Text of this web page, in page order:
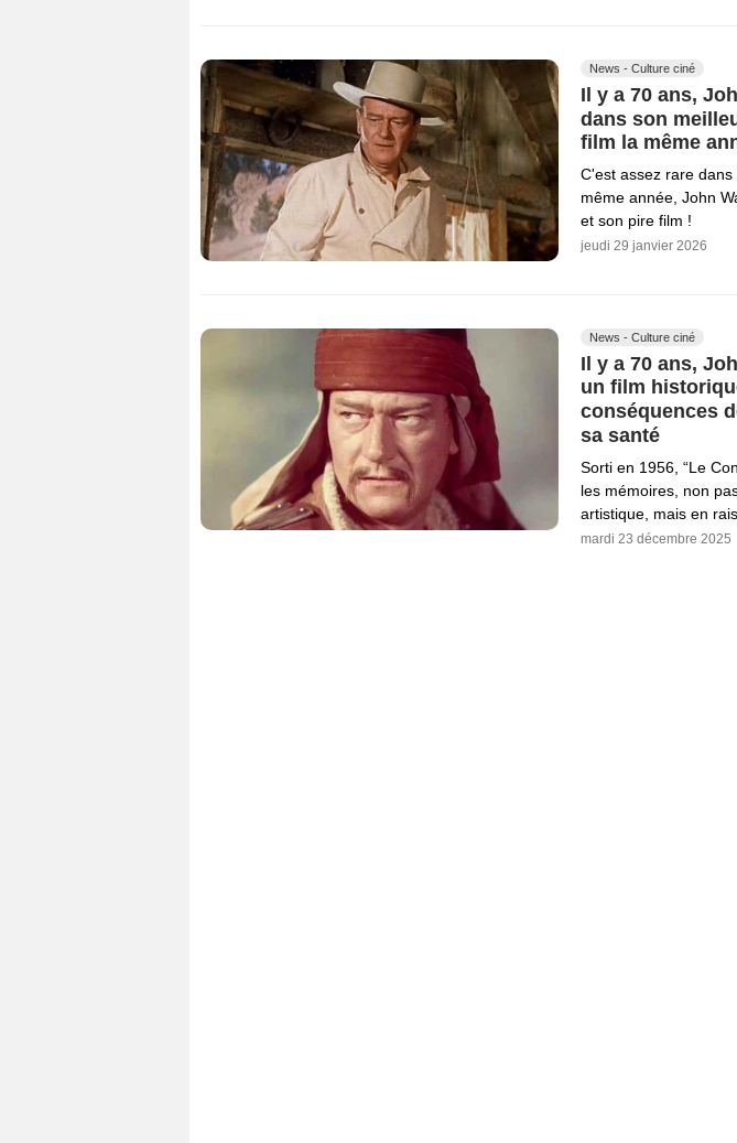
News - Culture ciné
Il y a 70 ans,
dans son
film la même
C'est assez rare
même année, John
et son pire film !
jeudi 29 janvier 2026
News - Culture ciné
Il y a 70 ans,
un film
conséquences
sa santé
Sorti en 1956, “Le
les mémoires, non
artistique, mais en
mardi 23 décembre 2025